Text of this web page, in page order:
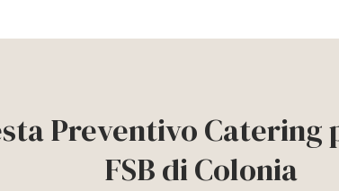
Preventivo Catering
FSB di Colonia